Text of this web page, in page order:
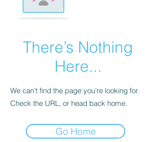
There’s Nothing
Here...
We can’t find the page you’re looking for.
Check the URL, or head back home.
Go Home